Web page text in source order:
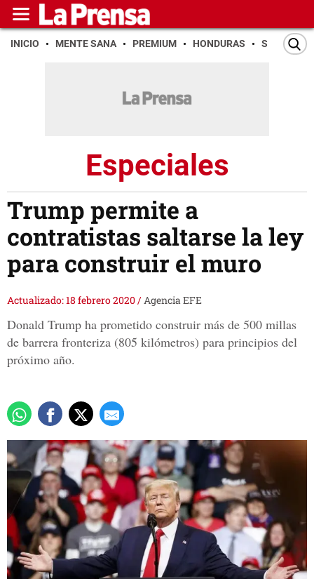
INICIO MENTE SANA PREMIUM HONDURAS SAN PEDRO
Especiales
Trump permite a
contratistas saltarse la ley
para construir el muro
Actualizado: 18 febrero 2020/Agencia EFE
Donald Trump ha prometido construir más de 500 millas
de barrera fronteriza (805 kilómetros) para principios del
próximo año.